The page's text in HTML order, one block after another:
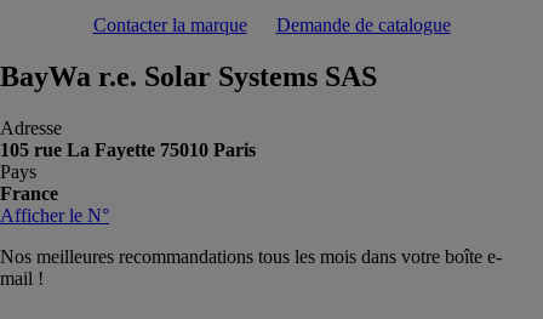
Contacter la marque Demande de catalogue
BayWa r.e. Solar Systems SAS
Adresse
105 rue La Fayette 75010 Paris
Pays
France
Afficher le N°
Nos meilleures recommandations tous les mois dans votre boîte e-
mail !